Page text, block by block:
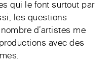
qui le font surtout par
les questions
d’artistes me
avec des